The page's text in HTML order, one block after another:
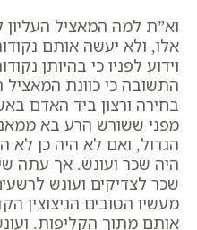
וא”ת למה המאציל
אלו, ולא יעשה אותם
וידוע לפניו כי בהיותן
התשובה כי כוונת המאציל
בחירה ורצון ביד האדם
מפני ששורש הרע בא
הגדול, ואם לא היה כן לא
היה שכר ועונש. אך עתה
שכר לצדיקים ועונש
מעשיו הטובים הניצוצין
אותם מתוך הקליפות.